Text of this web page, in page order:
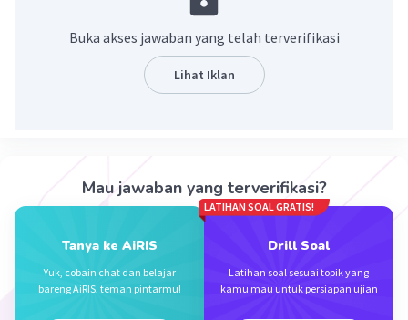
Beri Rating·5.0(2) Balas
Iklan
Beri Rating·0.0(0) Balas
Buka akses jawaban yang telah terverifikasi
Lihat Iklan
Mau jawaban yang terverifikasi?
Tanya ke AiRIS
Yuk, cobain chat dan belajar
bareng AiRIS, teman pintarmu!
LATIHAN SOAL GRATIS!
Drill Soal
Latihan soal sesuai topik yang
kamu mau untuk persiapan ujian